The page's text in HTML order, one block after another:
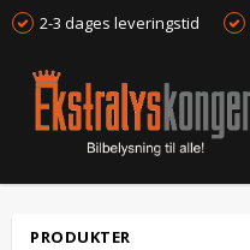
2-3 dages leveringstid
PRODUKTER